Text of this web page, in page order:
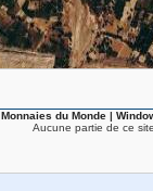
Monnaies du Monde |
Aucune partie de ce